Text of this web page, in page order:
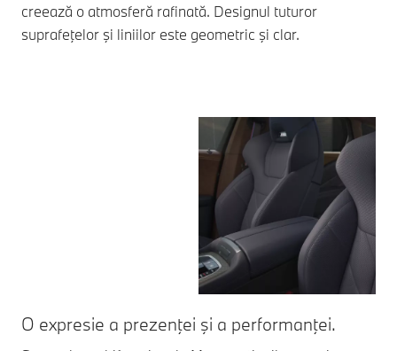
creează o atmosferă rafinată. Designul tuturor
suprafeţelor şi liniilor este geometric şi clar.
O expresie a prezenţei şi a performanţei.